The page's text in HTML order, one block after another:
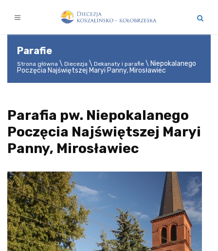
Parafie
Strona główna Diecezja Dekanaty i parafie
Niepokalanego
Poczęcia Najświętszej Maryi Panny, Mirosławiec
Parafia pw. Niepokalanego
Poczęcia Najświętszej Maryi
Panny, Mirosławiec